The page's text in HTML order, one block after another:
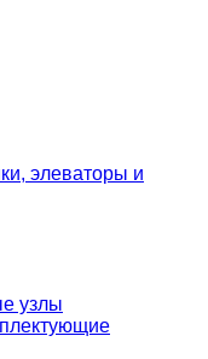
элеваторы и
узлы